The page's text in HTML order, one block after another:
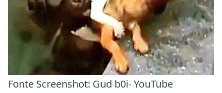
Fonte Screenshot: Gud b0i- YouTube